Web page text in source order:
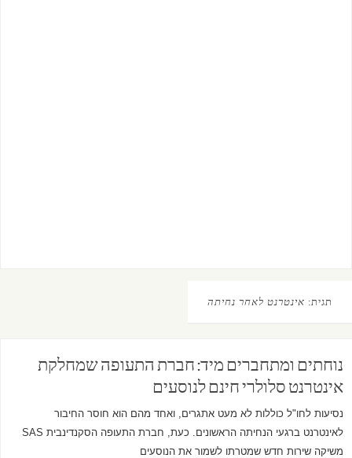
תגית: אינטרנט לאחר נחיתה
נוחתים ומתחברים מיד: חברת התעופה שמחלקת
אינטרנט סלולרי חינם לנוסעים
נסיעות לחו"ל כוללות לא מעט אתגרים, ואחד מהם הוא חוסר החיבור
לאינטרנט ברגעי הנחיתה הראשונים. כעת, חברת התעופה הסקנדינבית SAS
משיקה שירות חדש שמטרתו לשמור את הנוסעים